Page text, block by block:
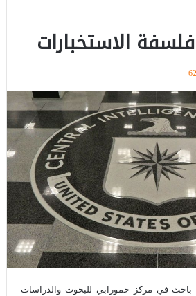
الاستخبارات
في مركز حمورابي للبحوث والدراسات